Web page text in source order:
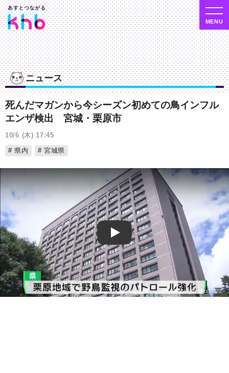
ニュース
死んだマガンから今シーズン初めての鳥インフル
エンザ検出 宮城・栗原市
10/6 (木) 17:45
県内
宮城県
Play